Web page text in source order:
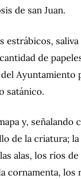
de san Juan.
estrábicos,
de
satánico.
y,
de la criatura;
alas, los ríos
cornamenta,